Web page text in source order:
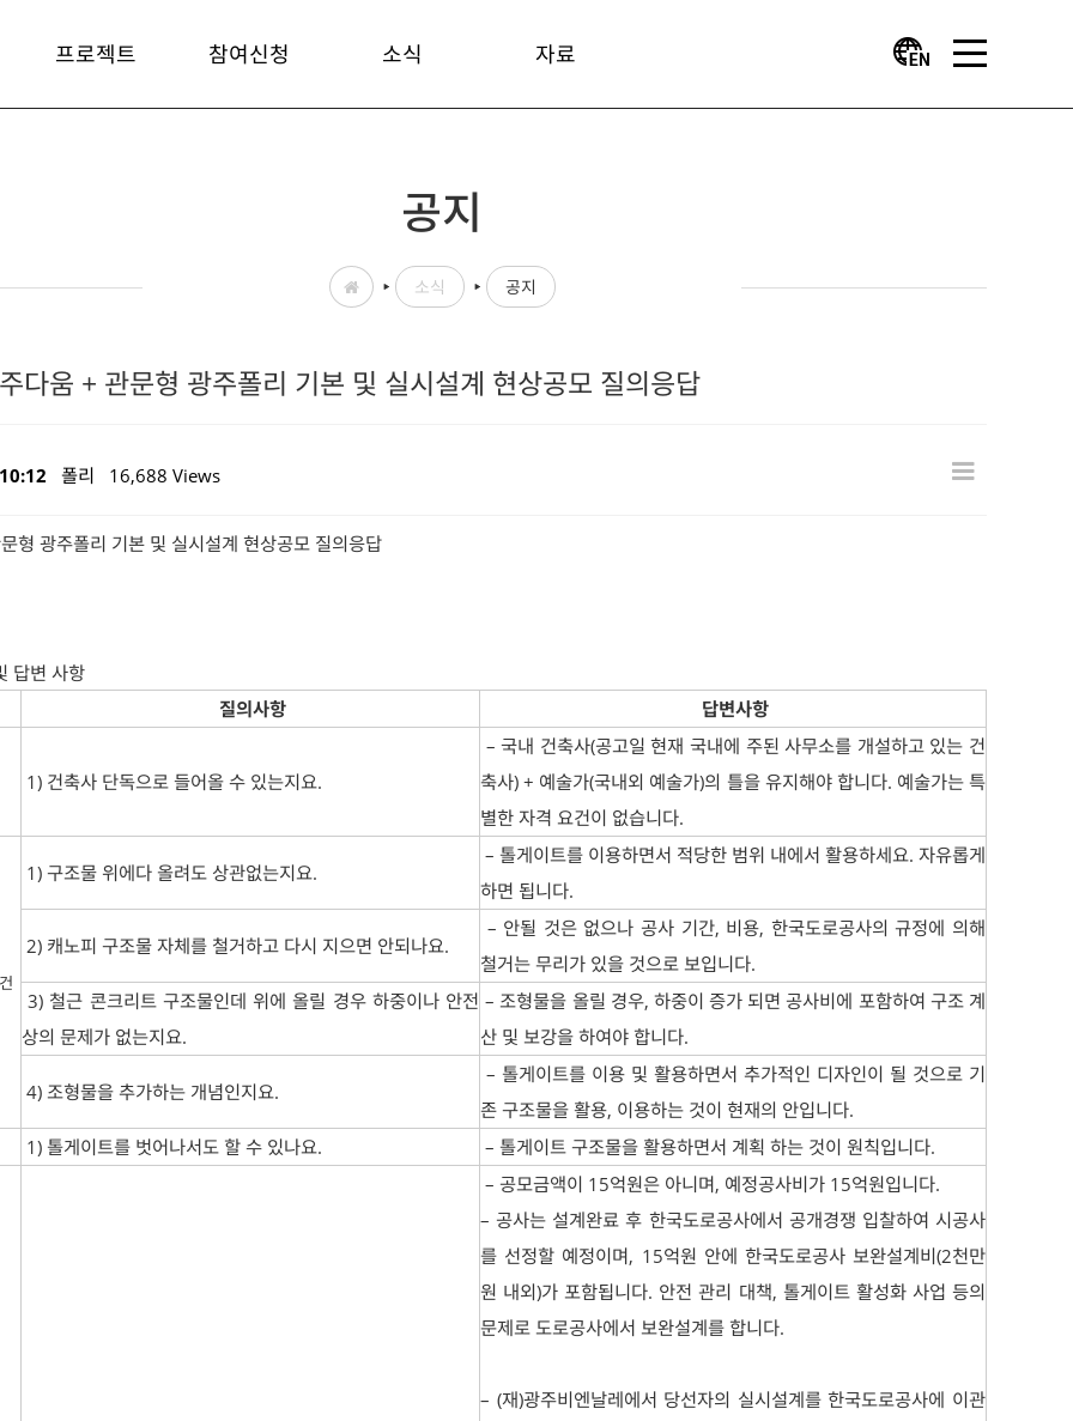
프로젝트 참여신청 소식 자료
공지
소식 공지
다움 + 관문형 광주폴리 기본 및 실시설계 현상공모 질의응답
폴리 16,688 Views
형 광주폴리 기본 및 실시설계 현상공모 질의응답
답변 사항
질의사항
답변사항
1) 건축사 단독으로 들어올 수 있는지요.
– 국내 건축사(공고일 현재 국내에 주된 사무소를 개설하고 있는 건
축사) + 예술가(국내외 예술가)의 틀을 유지해야 합니다. 예술가는 특
별한 자격 요건이 없습니다.
1) 구조물 위에다 올려도 상관없는지요.
– 톨게이트를 이용하면서 적당한 범위 내에서 활용하세요. 자유롭게
하면 됩니다.
2) 캐노피 구조물 자체를 철거하고 다시 지으면 안되나요.
– 안될 것은 없으나 공사 기간, 비용, 한국도로공사의 규정에 의해
철거는 무리가 있을 것으로 보입니다.
3) 철근 콘크리트 구조물인데 위에 올릴 경우 하중이나 안전
상의 문제가 없는지요.
– 조형물을 올릴 경우, 하중이 증가 되면 공사비에 포함하여 구조 계
산 및 보강을 하여야 합니다.
4) 조형물을 추가하는 개념인지요.
– 톨게이트를 이용 및 활용하면서 추가적인 디자인이 될 것으로 기
존 구조물을 활용, 이용하는 것이 현재의 안입니다.
1) 톨게이트를 벗어나서도 할 수 있나요.
– 톨게이트 구조물을 활용하면서 계획 하는 것이 원칙입니다.
– 공모금액이 15억원은 아니며, 예정공사비가 15억원입니다.
– 공사는 설계완료 후 한국도로공사에서 공개경쟁 입찰하여 시공사
를 선정할 예정이며, 15억원 안에 한국도로공사 보완설계비(2천만
원 내외)가 포함됩니다. 안전 관리 대책, 톨게이트 활성화 사업 등의
문제로 도로공사에서 보완설계를 합니다.
– (재)광주비엔날레에서 당선자의 실시설계를 한국도로공사에 이관